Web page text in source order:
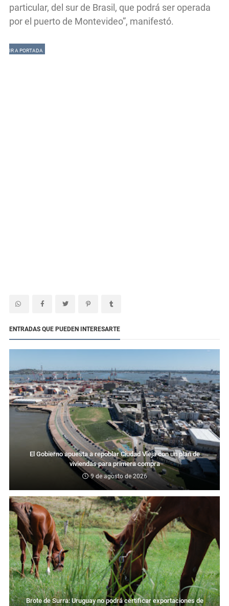
particular, del sur de Brasil, que podrá ser operada
por el puerto de Montevideo”, manifestó.
IR A PORTADA
ENTRADAS QUE PUEDEN INTERESARTE
El Gobierno apuesta a repoblar Ciudad Vieja con un plan de
viviendas para primera compra
9 de agosto de 2026
Brote de Surra: Uruguay no podrá certificar exportaciones de